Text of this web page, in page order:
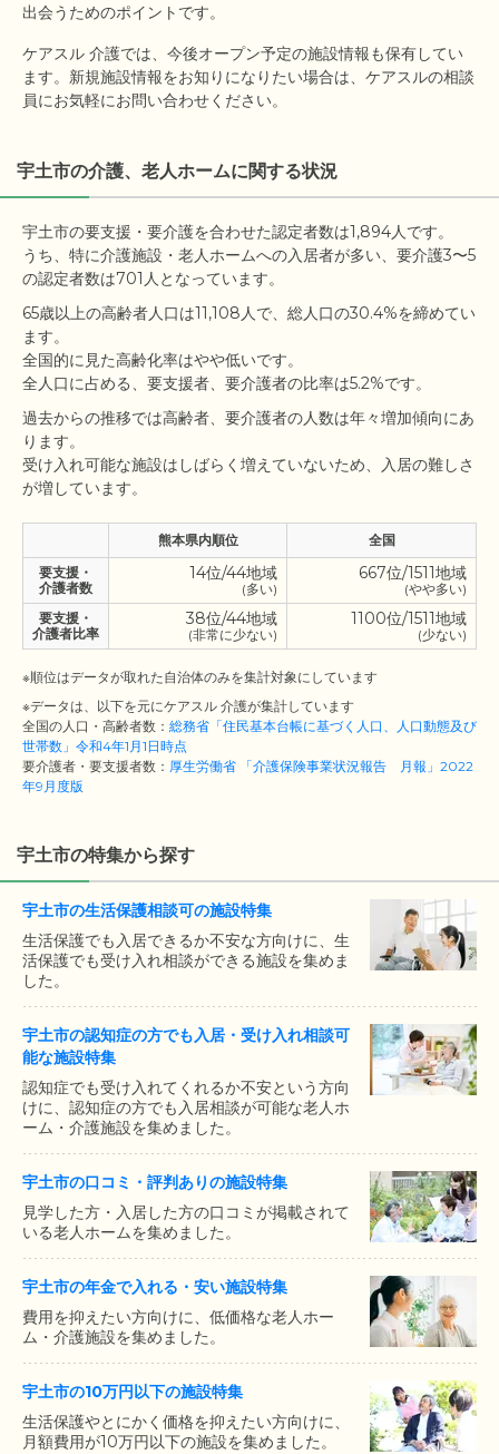
出会うためのポイントです。
ケアスル 介護では、今後オープン予定の施設情報も保有してい
ます。新規施設情報をお知りになりたい場合は、ケアスルの相談
員にお気軽にお問い合わせください。
宇土市の介護、老人ホームに関する状況
宇土市の要支援・要介護を合わせた認定者数は1,894人です。
うち、特に介護施設・老人ホームへの入居者が多い、要介護3〜5
65歳以上の高齢者人口は11,108人で、総人口の30.4%を締めてい
ます。
全国的に見た高齢化率はやや低いです。
過去からの推移では高齢者、要介護者の人数は年々増加傾向にあ
ります。
受け入れ可能な施設はしばらく増えていないため、入居の難しさ
熊本県内順位
全国
要支援・
介護者数
14位/44地域
(多い)
667位/1511地域
(やや多い)
要支援・
介護者比率
38位/44地域
(非常に少ない)
1100位/1511地域
(少ない)
※順位はデータが取れた自治体のみを集計対象にしています
※データは、以下を元にケアスル 介護が集計しています
全国の人口・高齢者数： 総務省「住民基本台帳に基づく人口、人口動態及び
世帯数」令和4年1月1日時点
要介護者・要支援者数： 厚生労働省 「介護保険事業状況報告 月報」2022
年9月度版
宇土市の特集から探す
宇土市の生活保護相談可の施設特集
生活保護でも入居できるか不安な方向けに、生
活保護でも受け入れ相談ができる施設を集めま
した。
宇土市の認知症の方でも入居・受け入れ相談可
能な施設特集
認知症でも受け入れてくれるか不安という方向
けに、認知症の方でも入居相談が可能な老人ホ
ーム・介護施設を集めました。
宇土市の口コミ・評判ありの施設特集
見学した方・入居した方の口コミが掲載されて
いる老人ホームを集めました。
宇土市の年金で入れる・安い施設特集
費用を抑えたい方向けに、低価格な老人ホー
ム・介護施設を集めました。
宇土市の10万円以下の施設特集
生活保護やとにかく価格を抑えたい方向けに、
月額費用が10万円以下の施設を集めました。